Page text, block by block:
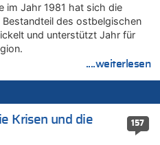
zu
zu
in Belgien –
die häufigsten Opfer
Egon Bernhard von Sinnen zu
zu
ist jetzt amtlich
im Jahr 1981 hat sich die
des ostbelgischen
und unterstützt Jahr für
....weiterlesen
157
Krisen und die